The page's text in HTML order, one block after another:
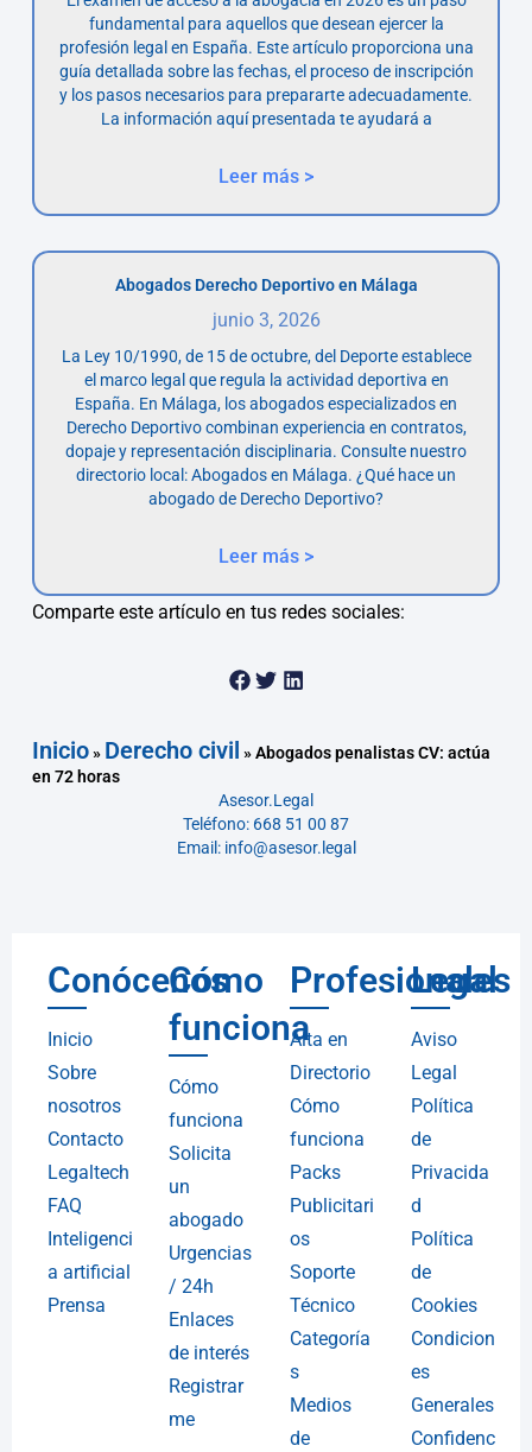
fundamental para aquellos que desean ejercer la
profesión legal en España. Este artículo proporciona una
guía detallada sobre las fechas, el proceso de inscripción
y los pasos necesarios para prepararte adecuadamente.
La información aquí presentada te ayudará a
Leer más >
Abogados Derecho Deportivo en Málaga
junio 3, 2026
La Ley 10/1990, de 15 de octubre, del Deporte establece
el marco legal que regula la actividad deportiva en
España. En Málaga, los abogados especializados en
Derecho Deportivo combinan experiencia en contratos,
dopaje y representación disciplinaria. Consulte nuestro
directorio local: Abogados en Málaga. ¿Qué hace un
abogado de Derecho Deportivo?
Leer más >
Comparte este artículo en tus redes sociales:
Inicio» Derecho civil »Abogados penalistas CV: actúa
en 72 horas
Asesor.Legal
Teléfono: 668 51 00 87
Email: info@asesor.legal
Conócenos
Inicio
Sobre
nosotros
Contacto
Legaltech
FAQ
Inteligenci
a artificial
Prensa
Cómo
funciona
Cómo
funciona
Solicita
un
abogado
Urgencias
/ 24h
Enlaces
de interés
Registrar
me
Profesionales
Alta en
Directorio
Cómo
funciona
Packs
Publicitari
os
Soporte
Técnico
Categoría
s
Medios
de
Legal
Aviso
Legal
Política
de
Privacida
d
Política
de
Cookies
Condicion
es
Generales
Confidenc